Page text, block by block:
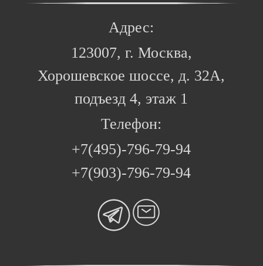
Адрес:
123007, г. Москва,
Хорошевское шоссе, д. 32А,
подъезд 4, этаж 1
Телефон:
+7(495)-796-79-94
+7(903)-796-79-94